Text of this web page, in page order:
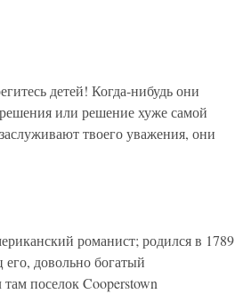
детей! Когда-нибудь они
или решение хуже самой
твоего уважения, они
романист; родился в 1789
довольно богатый
поселок Cooperstown